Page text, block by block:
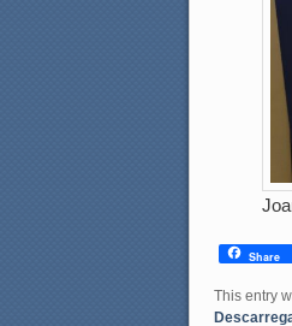
Share
This entry